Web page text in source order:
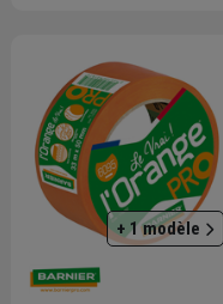
+ 1 modèle